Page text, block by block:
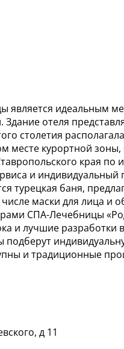
является идеальным
отеля
столетия
курортной
края по
и индивидуальный
турецкая баня,
маски для лица и
СПА-Лечебницы
и лучшие разработки
подберут
и традиционные
д 11